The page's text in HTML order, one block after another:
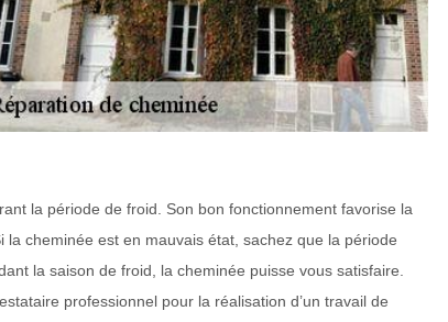
la période de froid. Son bon fonctionnement favorise la
cheminée est en mauvais état, sachez que la période
la saison de froid, la cheminée puisse vous satisfaire.
professionnel pour la réalisation d’un travail de